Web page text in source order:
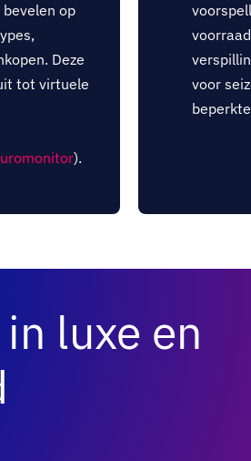
op
Deze
tot virtuele
).
voor
luxe en